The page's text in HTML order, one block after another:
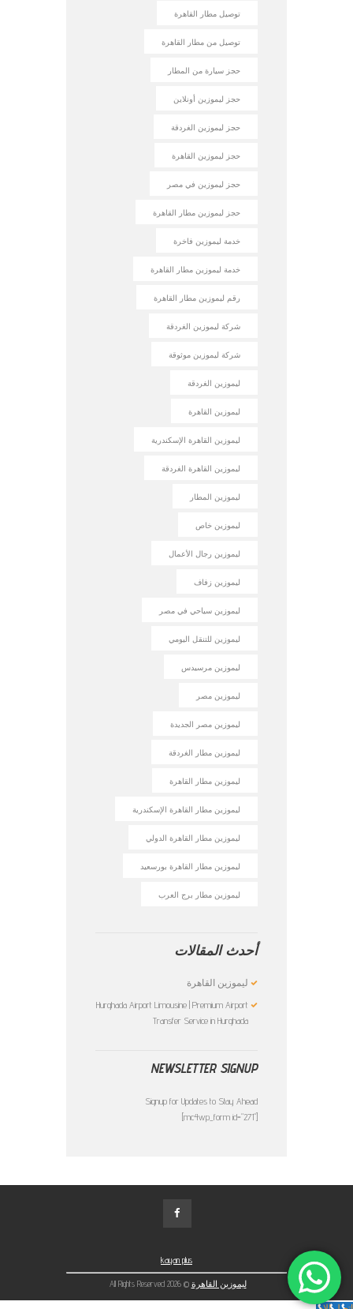
توصيل مطار القاهرة
توصيل من مطار القاهرة
حجز سيارة من المطار
حجز ليموزين أونلاين
حجز ليموزين الغردقة
حجز ليموزين القاهرة
حجز ليموزين في مصر
حجز ليموزين مطار القاهرة
خدمة ليموزين فاخرة
خدمة ليموزين مطار القاهرة
رقم ليموزين مطار القاهرة
شركة ليموزين الغردقة
شركة ليموزين موثوقة
ليموزين الغردقة
ليموزين القاهرة
ليموزين القاهرة الإسكندرية
ليموزين القاهرة الغردقة
ليموزين المطار
ليموزين خاص
ليموزين رجال الأعمال
ليموزين زفاف
ليموزين سياحي في مصر
ليموزين للتنقل اليومي
ليموزين مرسيدس
ليموزين مصر
ليموزين مصر الجديدة
ليموزين مطار الغردقة
ليموزين مطار القاهرة
ليموزين مطار القاهرة الإسكندرية
ليموزين مطار القاهرة الدولي
ليموزين مطار القاهرة بورسعيد
ليموزين مطار برج العرب
أحدث المقالات
ليموزين القاهرة
Hurghada Airport Limousine | Premium Airport
Transfer Service in Hurghada
NEWSLETTER SIGNUP
Signup for Updates to Stay Ahead
[mc4wp_form id="271"]
kayan plus
ليموزين القاهرة © 2026 All Rights Reserved